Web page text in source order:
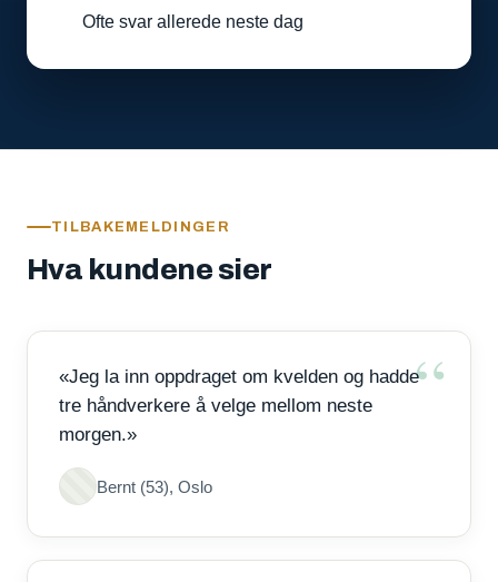
Ofte svar allerede neste dag
TILBAKEMELDINGER
Hva kundene sier
«Jeg la inn oppdraget om kvelden og hadde
tre håndverkere å velge mellom neste
morgen.»
Bernt (53), Oslo